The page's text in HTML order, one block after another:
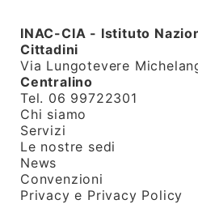
INAC-CIA - Istituto
Cittadini
Via Lungotevere
Centralino
Tel. 06 99722301
Chi siamo
Servizi
Le nostre sedi
News
Convenzioni
Privacy e Privacy Policy